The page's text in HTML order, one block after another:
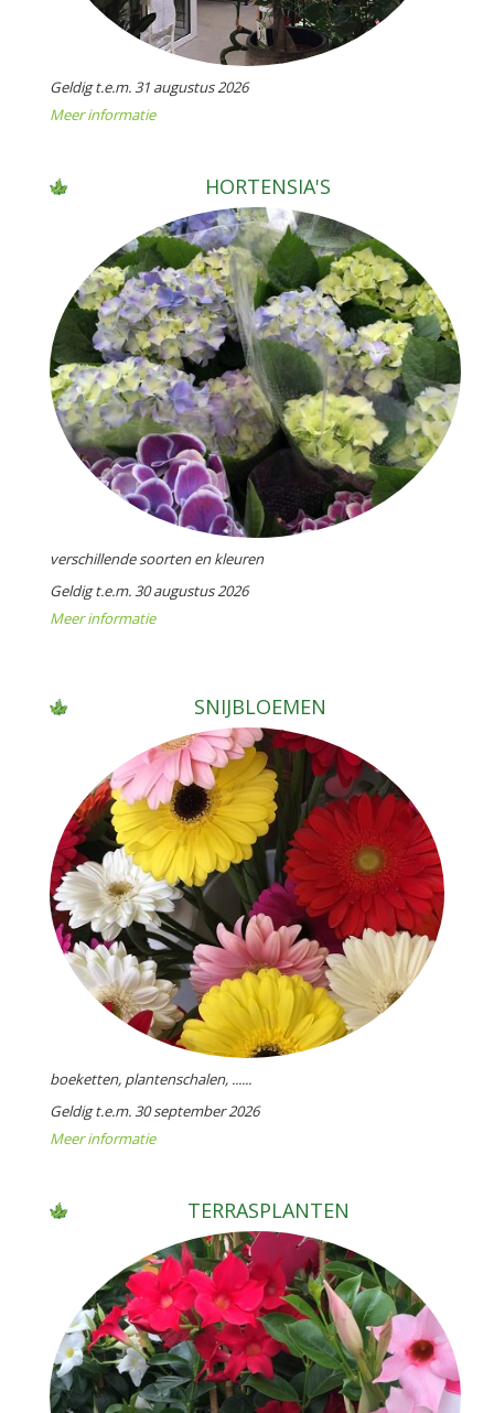
Geldig t.e.m. 31 augustus 2026
Meer informatie
HORTENSIA'S
verschillende soorten en kleuren
Geldig t.e.m. 30 augustus 2026
Meer informatie
SNIJBLOEMEN
boeketten, plantenschalen, ......
Geldig t.e.m. 30 september 2026
Meer informatie
TERRASPLANTEN